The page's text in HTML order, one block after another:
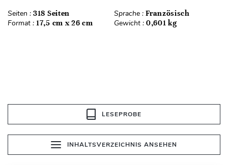
Seiten : 318 Seiten Sprache : Französisch
Format : 17,5 cm x 26 cm Gewicht : 0,601 kg
LESEPROBE
INHALTSVERZEICHNIS ANSEHEN